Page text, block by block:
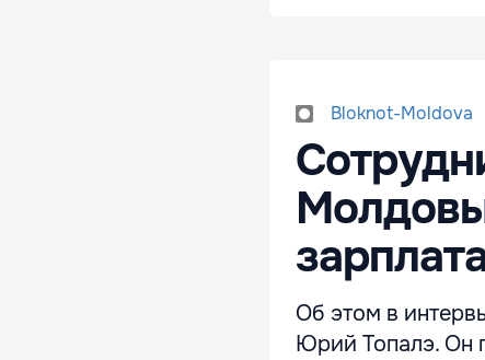
Bloknot-Moldova
Об этом в
Юрий Топалэ. Он